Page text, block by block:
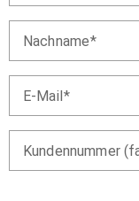
Nachname
E-Mail
Kundennummer